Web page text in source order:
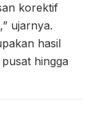
korektif
ujarnya.
hasil
hingga